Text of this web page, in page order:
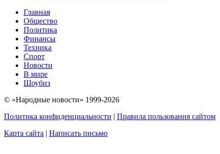
Главная
Общество
Политика
Финансы
Техника
Спорт
Новости
В мире
Шоубиз
© «Народные новости» 1999-2026
Политика конфиденциальности | Правила пользования сайтом
Карта сайта | Написать письмо